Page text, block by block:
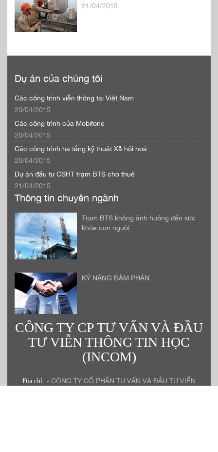
21/04/2015
Dự án của chúng tôi
Các công trình viễn thông tại Việt Nam
20/04/2015
Các công trình của Mobifone
20/04/2015
Các công trình hạ tầng kỹ thuật Xã hội hoá
20/04/2015
Dự án đầu tư CSHT trạm BTS cho thuê
21/04/2015
Thông tin chuyên ngành
Trạm BTS không ảnh hưởng đến sức
khỏe con người
KỸ NĂNG ĐÀM PHÁN
CÔNG TY CP TƯ VẤN VÀ ĐẦU
TƯ VIỄN THÔNG TIN HỌC
(INCOM)
Địa chỉ: - CÔNG TY CỔ PHẦN TƯ VẤN VÀ ĐẦU TƯ VIỄN